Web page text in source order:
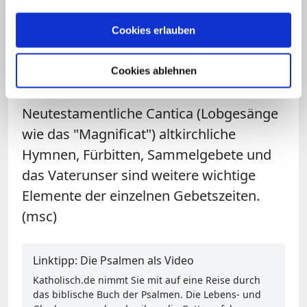
Cookies erlauben
Cookies ablehnen
dem Heiligen Geist" – am Ende jeden
Psalms. So wird jeder Psalm am Schluss
durch ein kleines christliches
Glaubensbekenntnis gerahmt.
Neutestamentliche Cantica (Lobgesänge
wie das "Magnificat") altkirchliche
Hymnen, Fürbitten, Sammelgebete und
das Vaterunser sind weitere wichtige
Elemente der einzelnen Gebetszeiten.
(msc)
Linktipp: Die Psalmen als Video
Katholisch.de nimmt Sie mit auf eine Reise durch
das biblische Buch der Psalmen. Die Lebens- und